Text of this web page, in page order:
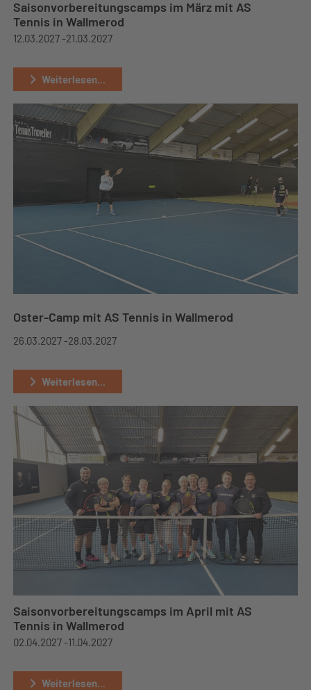
Saisonvorbereitungscamps im März mit AS
Tennis in Wallmerod
12.03.2027 -21.03.2027
Weiterlesen...
Oster-Camp mit AS Tennis in Wallmerod
26.03.2027 -28.03.2027
Weiterlesen...
Saisonvorbereitungscamps im April mit AS
Tennis in Wallmerod
02.04.2027 -11.04.2027
Weiterlesen...